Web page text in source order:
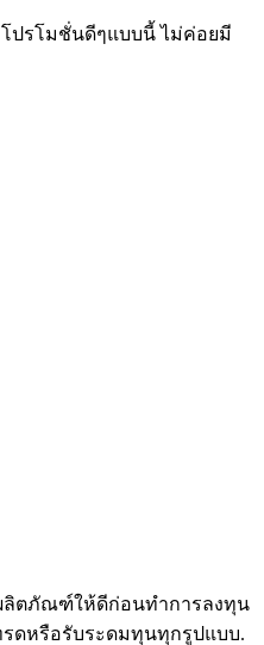
โปรโมชั่นดีๆแบบนี้ ไม่ค่อยมี
ผลิตภัณฑ์ให้ดีก่อนทำการลงทุน
รดหรือรับระดมทุนทุกรูปแบบ.